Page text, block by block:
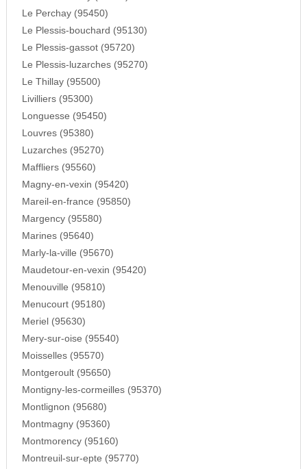
Le Perchay (95450)
Le Plessis-bouchard (95130)
Le Plessis-gassot (95720)
Le Plessis-luzarches (95270)
Le Thillay (95500)
Livilliers (95300)
Longuesse (95450)
Louvres (95380)
Luzarches (95270)
Maffliers (95560)
Magny-en-vexin (95420)
Mareil-en-france (95850)
Margency (95580)
Marines (95640)
Marly-la-ville (95670)
Maudetour-en-vexin (95420)
Menouville (95810)
Menucourt (95180)
Meriel (95630)
Mery-sur-oise (95540)
Moisselles (95570)
Montgeroult (95650)
Montigny-les-cormeilles (95370)
Montlignon (95680)
Montmagny (95360)
Montmorency (95160)
Montreuil-sur-epte (95770)